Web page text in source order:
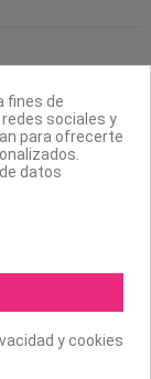
fines de
sociales y
para ofrecerte
datos
y cookies